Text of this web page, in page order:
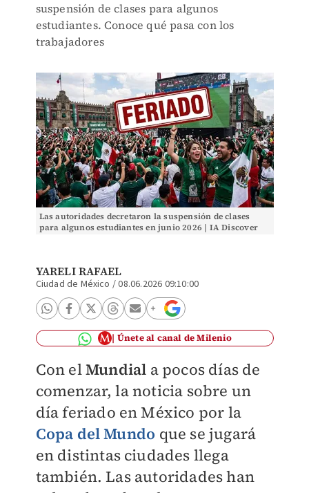
suspensión de clases para algunos
estudiantes. Conoce qué pasa con los
trabajadores
Las autoridades decretaron la suspensión de clases
para algunos estudiantes en junio 2026 | IA Discover
YARELI RAFAEL
Ciudad de México /08.06.2026 09:10:00
Únete al canal de Milenio
Con elMundial a pocos días de
comenzar, la noticia sobre un
día feriado en México por la
Copa del Mundo que se jugará
en distintas ciudades llega
también. Las autoridades han